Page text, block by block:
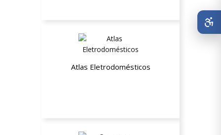
Atlas Eletrodomésticos